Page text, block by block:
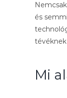
és
Mi